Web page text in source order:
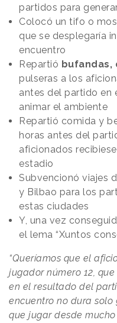
partidos para
Colocó un tifo o
que se desplegaría
encuentro
Repartió bufandas,
pulseras a los
antes del partido en
animar el ambiente
Repartió comida y
horas antes del
aficionados
estadio
Subvencionó viajes
y Bilbao para los
estas ciudades
Y, una vez
el lema “Xuntos
“Queríamos que el
jugador número 12,
en el resultado del
encuentro no dura solo
que jugar desde mucho